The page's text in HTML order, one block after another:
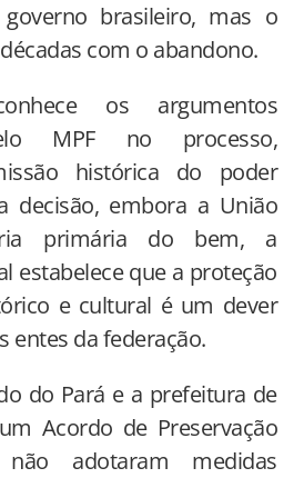
brasileiro, mas o
com o abandono.
os argumentos
MPF no processo,
histórica do poder
decisão, embora a União
primária do bem, a
estabelece que a proteção
e cultural é um dever
entes da federação.
do Pará e a prefeitura de
Acordo de Preservação
adotaram medidas